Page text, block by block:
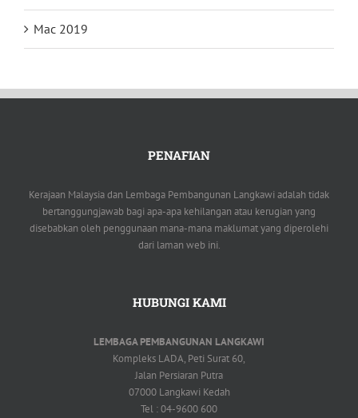
Mac 2019
PENAFIAN
Kerajaan Malaysia dan Lembaga Pembangunan Langkawi adalah tidak
bertanggungjawab bagi apa-apa kehilangan atau kerugian yang
disebabkan oleh penggunaan mana-mana maklumat yang diperolehi
dari laman web ini.
HUBUNGI KAMI
LEMBAGA PEMBANGUNAN LANGKAWI
Kompleks LADA, Peti Surat 60,
Jalan Persiaran Putra
07000 Langkawi Kedah
Tel : 04-9600 600